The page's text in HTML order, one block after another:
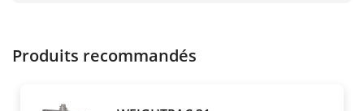
Produits recommandés